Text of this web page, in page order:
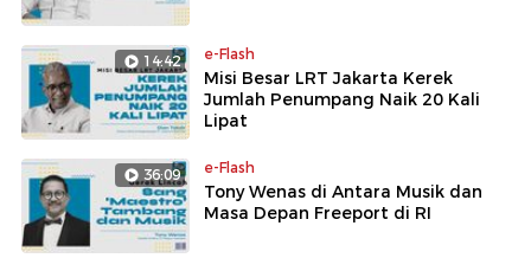
14:42 e-Flash
Misi Besar LRT Jakarta Kerek
Jumlah Penumpang Naik 20 Kali
Lipat
36:09 e-Flash
Tony Wenas di Antara Musik dan
Masa Depan Freeport di RI